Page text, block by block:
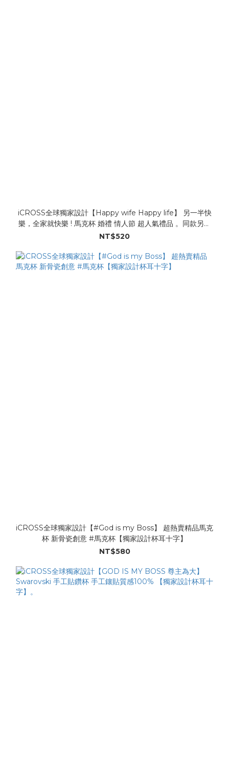
iCROSS全球獨家設計【Happy wife Happy life】 另一半快
樂，全家就快樂 ! 馬克杯 婚禮 情人節 超人氣禮品 。同款另有
【Swarovski 貼鑽杯】。
NT$520
iCROSS全球獨家設計【#God is my Boss】 超熱賣精品馬克
杯 新骨瓷創意 #馬克杯【獨家設計杯耳十字】
NT$580